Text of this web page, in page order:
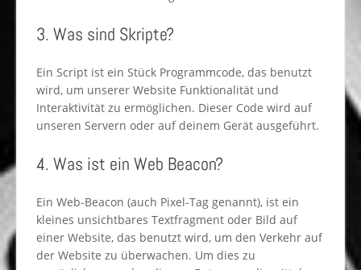
3. Was sind Skripte?
Ein Script ist ein Stück Programmcode, das benutzt
wird, um unserer Website Funktionalität und
Interaktivität zu ermöglichen. Dieser Code wird auf
unseren Servern oder auf deinem Gerät ausgeführt.
4. Was ist ein Web Beacon?
Ein Web-Beacon (auch Pixel-Tag genannt), ist ein
kleines unsichtbares Textfragment oder Bild auf
einer Website, das benutzt wird, um den Verkehr auf
der Website zu überwachen. Um dies zu